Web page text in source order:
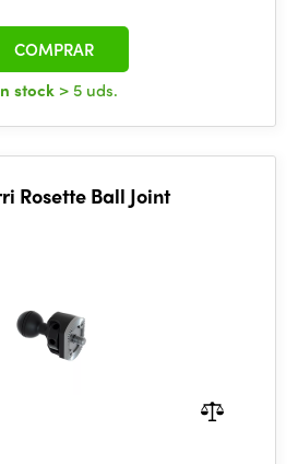
stock > 5 uds.
COMPRAR
Rosette Ball Joint